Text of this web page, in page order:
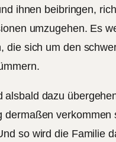
ihnen beibringen,
umzugehen. Es
die sich um den
alsbald dazu
dermaßen
so wird die Familie